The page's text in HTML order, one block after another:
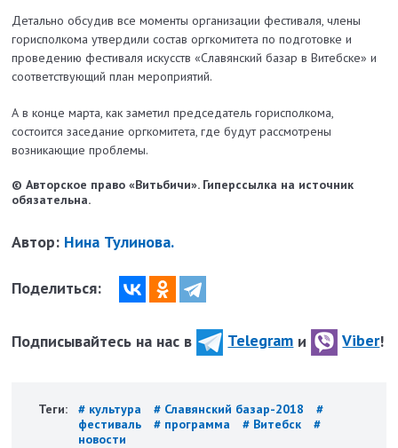
Детально обсудив все моменты организации фестиваля, члены
горисполкома утвердили состав оргкомитета по подготовке и
проведению фестиваля искусств «Славянский базар в Витебске» и
соответствующий план мероприятий.
А в конце марта, как заметил председатель горисполкома,
состоится заседание оргкомитета, где будут рассмотрены
возникающие проблемы.
© Авторское право «Витьбичи». Гиперссылка на источник
обязательна.
Автор: Нина Тулинова.
Поделиться:
Подписывайтесь на нас в Telegram и Viber!
Теги: # культура # Славянский базар-2018
#
фестиваль
# программа # Витебск
#
новости